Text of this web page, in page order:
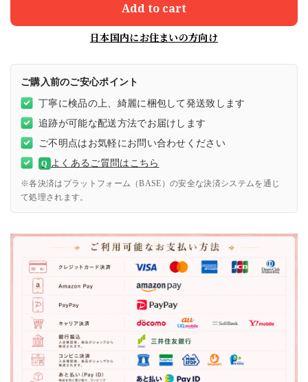
Add to cart
日本国内にお住まいの方向け
ご購入前のご安心ポイント
丁寧に検品の上、綺麗に梱包して発送致します
追跡が可能な配送方法でお届けします
ご不明点はお気軽にお問い合わせください
Q よくあるご質問はこちら
※各決済はプラットフォーム（BASE）の安全な決済システムを通じ
て処理されます。